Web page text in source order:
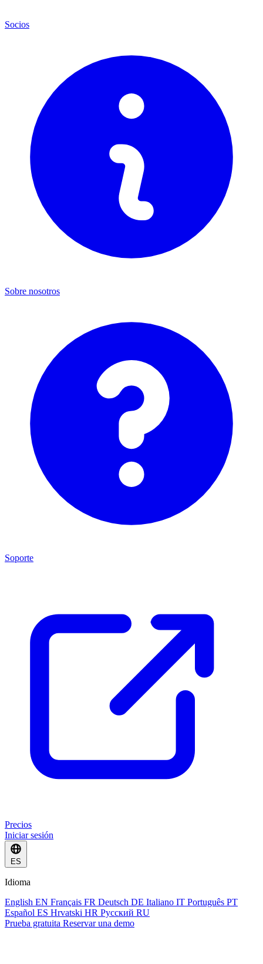
Socios
Sobre nosotros
Soporte
Precios
Iniciar sesión
ES
Idioma
English EN Français FR Deutsch DE Italiano IT Português PT
Español ES Hrvatski HR Русский RU
Prueba gratuita Reservar una demo